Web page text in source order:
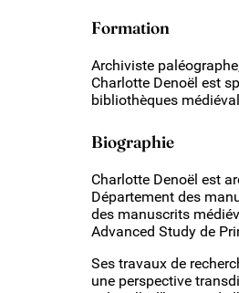
Formation
Archiviste
Charlotte Denoël est
bibliothèques
Biographie
Charlotte Denoël est
Département des
des manuscrits
Advanced Study de
Ses travaux de
une perspective